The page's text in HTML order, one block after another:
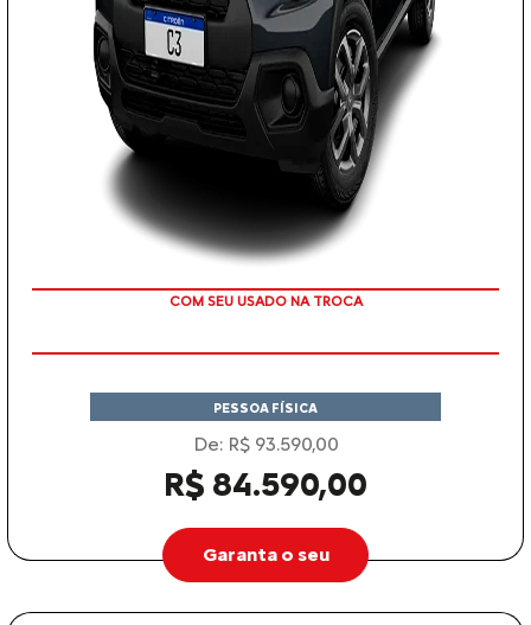
TAXA 0 %
PESSOA FÍSICA
De: R$ 93.590,00
R$ 84.590,00
Garanta o seu